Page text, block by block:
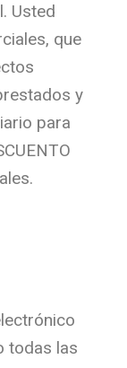
Usted
que
y
para
todas las